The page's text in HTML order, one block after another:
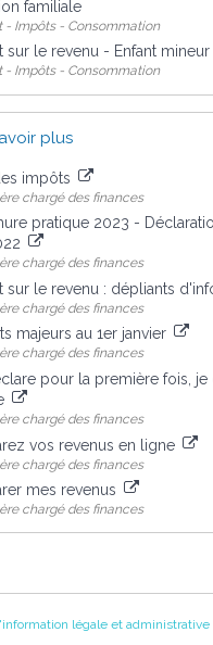
familiale
- Impôts - Consommation
sur le revenu - Enfant
- Impôts - Consommation
plus
impôts
chargé des finances
pratique 2023 -
chargé des finances
sur le revenu : dépliants
chargé des finances
majeurs au 1er janvier
chargé des finances
pour la première fois,
chargé des finances
vos revenus en ligne
chargé des finances
mes revenus
chargé des finances
légale et administrative